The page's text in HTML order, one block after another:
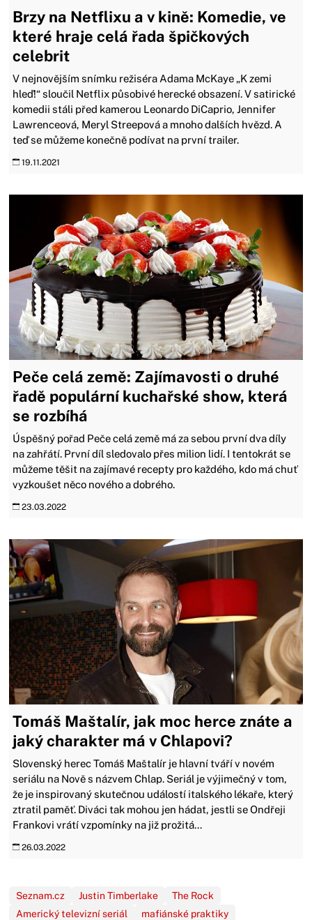
Brzy na Netflixu a v kině: Komedie, ve
které hraje celá řada špičkových
celebrit
V nejnovějším snímku režiséra Adama McKaye „K zemi
hleď!“ sloučil Netflix působivé herecké obsazení. V satirické
komedii stáli před kamerou Leonardo DiCaprio, Jennifer
Lawrenceová, Meryl Streepová a mnoho dalších hvězd. A
teď se můžeme konečně podívat na první trailer.
19.11.2021
Peče celá země: Zajímavosti o druhé
řadě populární kuchařské show, která
se rozbíhá
Úspěšný pořad Peče celá země má za sebou první dva díly
na zahřátí. První díl sledovalo přes milion lidí. I tentokrát se
můžeme těšit na zajímavé recepty pro každého, kdo má chuť
vyzkoušet něco nového a dobrého.
23.03.2022
Tomáš Maštalír, jak moc herce znáte a
jaký charakter má v Chlapovi?
Slovenský herec Tomáš Maštalír je hlavní tváří v novém
seriálu na Nově s názvem Chlap. Seriál je výjimečný v tom,
že je inspirovaný skutečnou událostí italského lékaře, který
ztratil paměť. Diváci tak mohou jen hádat, jestli se Ondřeji
Frankovi vrátí vzpomínky na již prožitá...
26.03.2022
Seznam.cz Justin Timberlake
The Rock
Americký televizní seriál
mafiánské praktiky